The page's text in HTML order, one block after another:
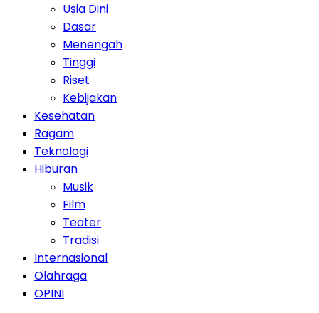
Usia Dini
Dasar
Menengah
Tinggi
Riset
Kebijakan
Kesehatan
Ragam
Teknologi
Hiburan
Musik
Film
Teater
Tradisi
Internasional
Olahraga
OPINI